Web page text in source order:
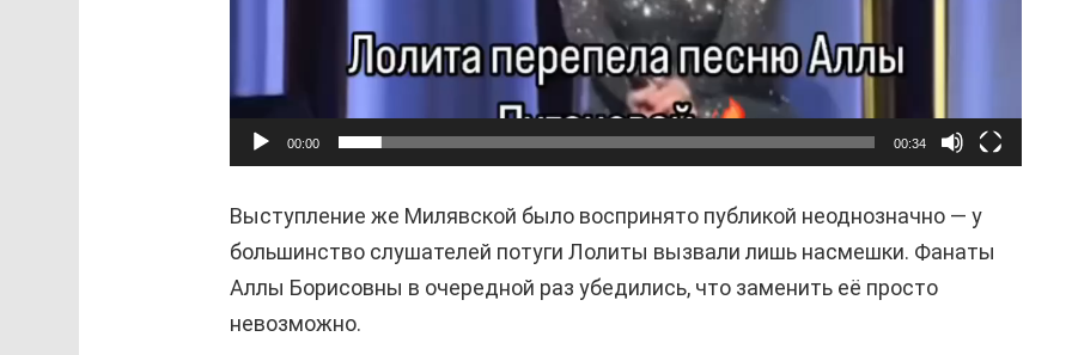
00:00 00:34
Выступление же Милявской было воспринято публикой неоднозначно — у
большинство слушателей потуги Лолиты вызвали лишь насмешки. Фанаты
Аллы Борисовны в очередной раз убедились, что заменить её просто
невозможно.